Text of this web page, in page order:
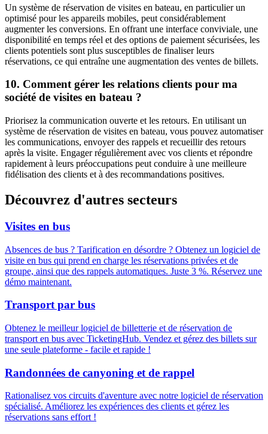
Un système de réservation de visites en bateau, en particulier un
optimisé pour les appareils mobiles, peut considérablement
augmenter les conversions. En offrant une interface conviviale, une
disponibilité en temps réel et des options de paiement sécurisées, les
clients potentiels sont plus susceptibles de finaliser leurs
réservations, ce qui entraîne une augmentation des ventes de billets.
10. Comment gérer les relations clients pour ma
société de visites en bateau ?
Priorisez la communication ouverte et les retours. En utilisant un
système de réservation de visites en bateau, vous pouvez automatiser
les communications, envoyer des rappels et recueillir des retours
après la visite. Engager régulièrement avec vos clients et répondre
rapidement à leurs préoccupations peut conduire à une meilleure
fidélisation des clients et à des recommandations positives.
Découvrez d'autres secteurs
Visites en bus
Absences de bus ? Tarification en désordre ? Obtenez un logiciel de
visite en bus qui prend en charge les réservations privées et de
groupe, ainsi que des rappels automatiques. Juste 3 %. Réservez une
démo maintenant.
Transport par bus
Obtenez le meilleur logiciel de billetterie et de réservation de
transport en bus avec TicketingHub. Vendez et gérez des billets sur
une seule plateforme - facile et rapide !
Randonnées de canyoning et de rappel
Rationalisez vos circuits d'aventure avec notre logiciel de réservation
spécialisé. Améliorez les expériences des clients et gérez les
réservations sans effort !